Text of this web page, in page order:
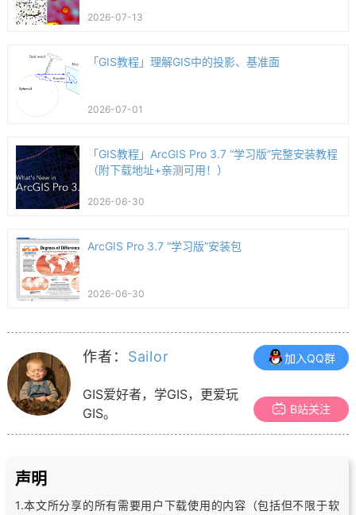
2026-07-13
「GIS教程」理解GIS中的投影、基准面
2026-07-01
「GIS教程」ArcGIS Pro 3.7 “学习版”完整安装教程
（附下载地址+亲测可用！）
2026-06-30
ArcGIS Pro 3.7 “学习版”安装包
2026-06-30
作者： Sailor
GIS爱好者，学GIS，更爱玩
GIS。
加入QQ群
B站关注
声明
1.本文所分享的所有需要用户下载使用的内容（包括但不限于软